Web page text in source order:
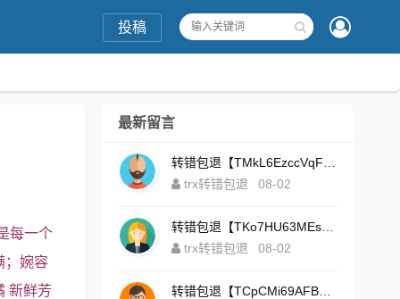
投稿
每一个
；婉容
新鲜芳
最新留言
trx转错包退
08-02
trx转错包退
08-02